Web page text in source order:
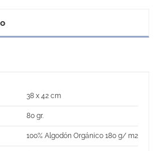
38 x 42 cm
80 gr.
100% Algodón Orgánico 180 g/ m2